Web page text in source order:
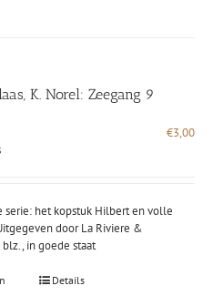
K. Norel: Zeegang 9
€3,00
serie: het kopstuk Hilbert en volle
door La Riviere &
in goede staat
Details